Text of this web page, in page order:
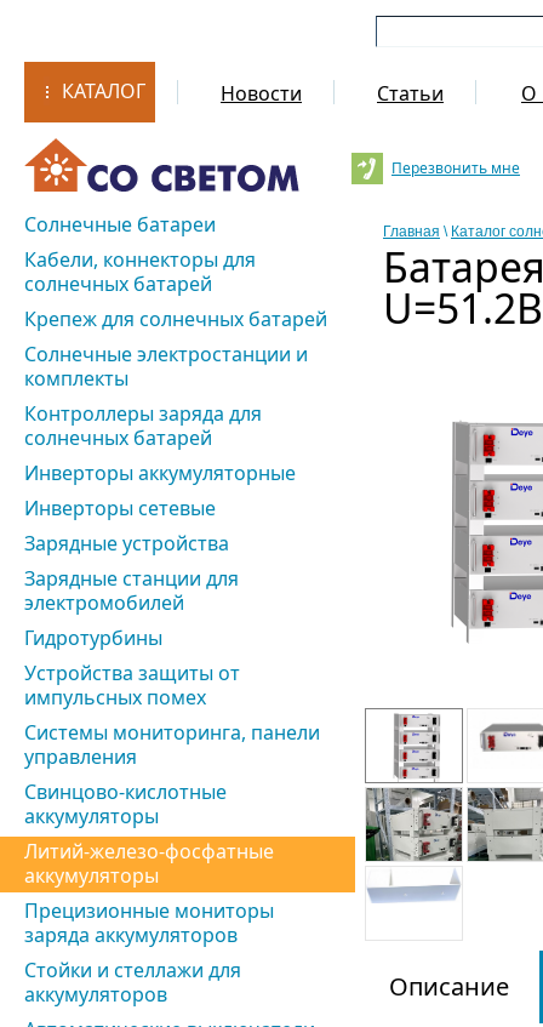
КАТАЛОГ Новости Статьи О
Перезвонить мне
Солнечные батареи
Кабели, коннекторы для
солнечных батарей
Крепеж для солнечных батарей
Солнечные электростанции и
комплекты
Контроллеры заряда для
солнечных батарей
Инверторы аккумуляторные
Инверторы сетевые
Зарядные устройства
Зарядные станции для
электромобилей
Гидротурбины
Устройства защиты от
импульсных помех
Системы мониторинга, панели
управления
Свинцово-кислотные
аккумуляторы
Литий-железо-фосфатные
аккумуляторы
Прецизионные мониторы
заряда аккумуляторов
Стойки и стеллажи для
аккумуляторов
Главная \ Каталог
Описание